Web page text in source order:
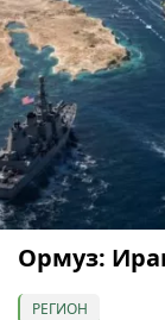
Ормуз:
РЕГИОН